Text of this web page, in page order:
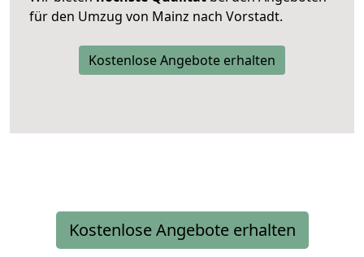
für den Umzug von Mainz nach Vorstadt.
Kostenlose Angebote erhalten
Kostenlose Angebote erhalten